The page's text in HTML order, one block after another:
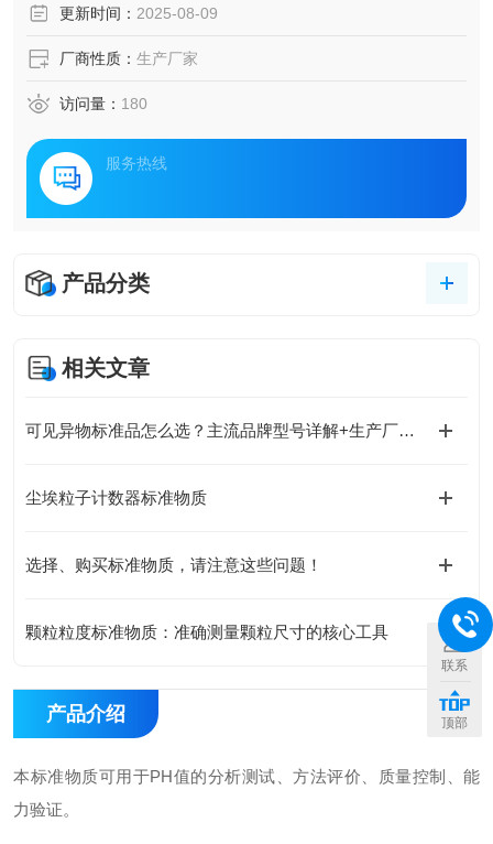
更新时间： 2025-08-09
厂商性质： 生产厂家
访问量： 180
服务热线
产品分类
相关文章
可见异物标准品怎么选？主流品牌型号详解+生产厂家避坑指南
尘埃粒子计数器标准物质
选择、购买标准物质，请注意这些问题！
颗粒粒度标准物质：准确测量颗粒尺寸的核心工具
产品介绍
本标准物质可用于PH值的分析测试、方法评价、质量控制、能
力验证。
联系
顶部